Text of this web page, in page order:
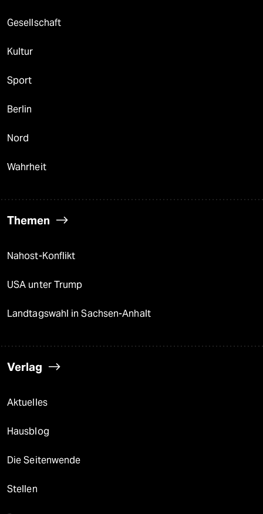
Gesellschaft
Kultur
Sport
Berlin
Nord
Wahrheit
Themen
Nahost-Konflikt
USA unter Trump
Landtagswahl in Sachsen-Anhalt
Verlag
Aktuelles
Hausblog
Die Seitenwende
Stellen